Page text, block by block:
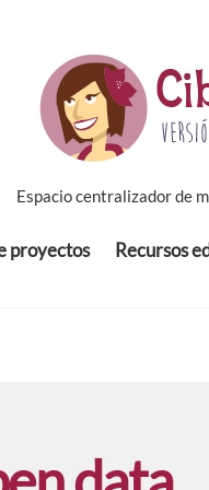
Espacio centralizador de
proyectos Recursos